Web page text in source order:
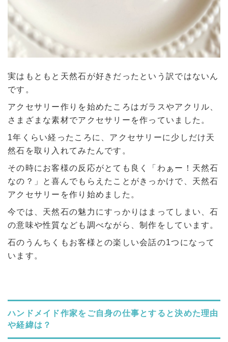
実はもともと天然石が好きだったという訳ではないん
です。
アクセサリー作りを始めたころはガラスやアクリル、
さまざまな素材でアクセサリーを作っていました。
1年くらい経ったころに、アクセサリーに少しだけ天
然石を取り入れてみたんです。
その時にお客様の反応がとても良く「わぁー！天然石
なの？」と喜んでもらえたことがきっかけで、天然石
アクセサリーを作り始めました。
今では、天然石の魅力にすっかりはまってしまい、石
の意味や性質なども調べながら、制作をしています。
石のうんちくもお客様との楽しい会話の1つになって
います。
ハンドメイド作家をご自身の仕事とすると決めた理由
や経緯は？